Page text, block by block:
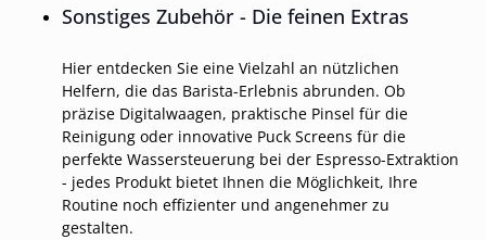
Sonstiges Zubehör - Die feinen Extras
Hier entdecken Sie eine Vielzahl an nützlichen
Helfern, die das Barista-Erlebnis abrunden. Ob
präzise Digitalwaagen, praktische Pinsel für die
Reinigung oder innovative Puck Screens für die
perfekte Wassersteuerung bei der Espresso-Extraktion
- jedes Produkt bietet Ihnen die Möglichkeit, Ihre
Routine noch effizienter und angenehmer zu
gestalten.